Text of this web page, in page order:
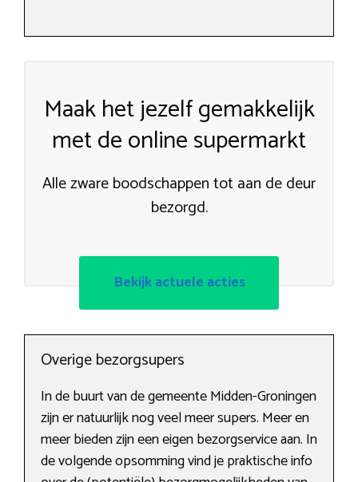
Maak het jezelf gemakkelijk
met de online supermarkt
Alle zware boodschappen tot aan de deur
bezorgd.
Bekijk actuele acties
Overige bezorgsupers
In de buurt van de gemeente Midden-Groningen
zijn er natuurlijk nog veel meer supers. Meer en
meer bieden zijn een eigen bezorgservice aan. In
de volgende opsomming vind je praktische info